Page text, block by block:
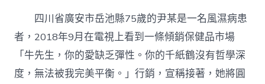
中
四川省廣安市岳池縣75歲的尹某是一名風濕病患
者，2018年9月在電視上看到一條傾銷保健品市場
「牛先生，你的愛缺乏彈性。你的千紙鶴沒有哲學深
度，無法被我完美平衡。」行銷，宣稱接著，她將圓